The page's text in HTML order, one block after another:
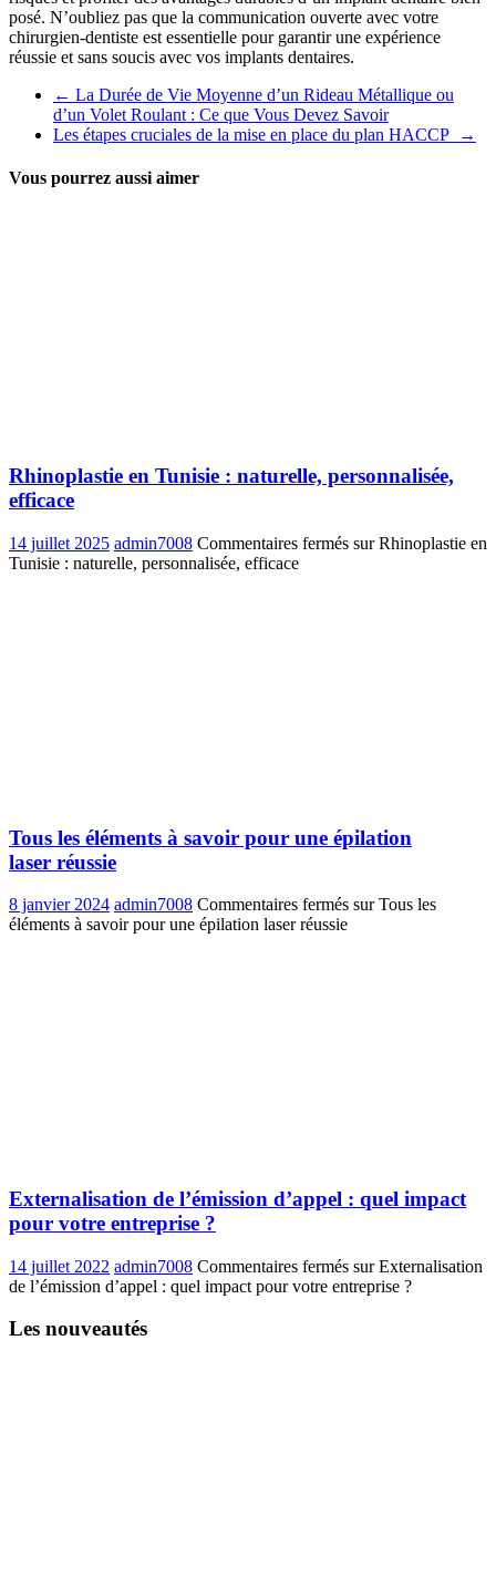
posé. N’oubliez pas que la communication ouverte avec votre
chirurgien-dentiste est essentielle pour garantir une expérience
réussie et sans soucis avec vos implants dentaires.
← La Durée de Vie Moyenne d’un Rideau Métallique ou
d’un Volet Roulant : Ce que Vous Devez Savoir
Les étapes cruciales de la mise en place du plan HACCP
→
Vous pourrez aussi aimer
Rhinoplastie en Tunisie : naturelle, personnalisée,
efficace
14 juillet 2025 admin7008 Commentaires fermés sur Rhinoplastie en
Tunisie : naturelle, personnalisée, efficace
Tous les éléments à savoir pour une épilation
laser réussie
8 janvier 2024 admin7008 Commentaires fermés sur Tous les
éléments à savoir pour une épilation laser réussie
Externalisation de l’émission d’appel : quel impact
pour votre entreprise ?
14 juillet 2022 admin7008 Commentaires fermés sur Externalisation
de l’émission d’appel : quel impact pour votre entreprise ?
Les nouveautés